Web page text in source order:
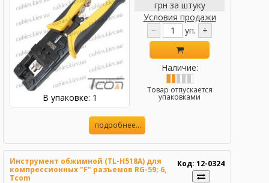
В упаковке: 1
грн за штуку
Условия продажи
−
уп. +
Наличие:
Товар отпускается
упаковками
подробнее...
Инструмент обжимной (TL-H518A) для
компрессионных "F" разъемов RG-59; 6,
Tcom
Код: 12-0324